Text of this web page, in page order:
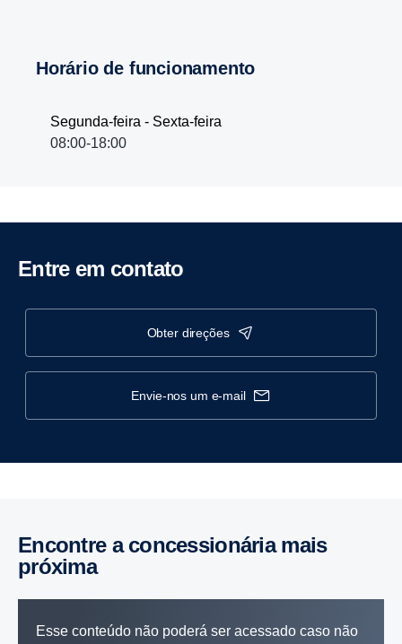
Horário de funcionamento
Segunda-feira - Sexta-feira
08:00-18:00
Entre em contato
obter direções
envie-nos um e-mail
Encontre a concessionária mais
próxima
Esse conteúdo não poderá ser acessado caso não